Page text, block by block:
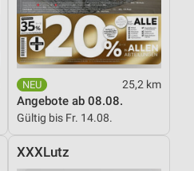
25,2 km
Angebote ab 08.08.
Gültig bis Fr. 14.08.
XXXLutz